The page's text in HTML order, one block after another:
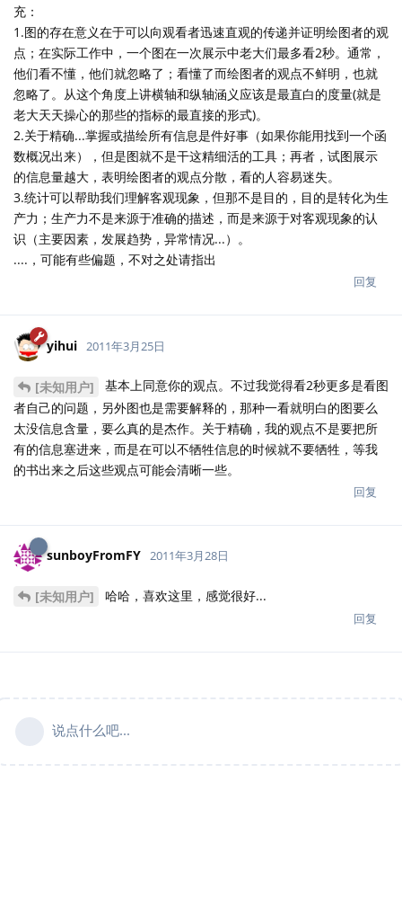
充：
1.图的存在意义在于可以向观看者迅速直观的传递并证明绘图者的观
点；在实际工作中，一个图在一次展示中老大们最多看2秒。通常，
他们看不懂，他们就忽略了；看懂了而绘图者的观点不鲜明，也就
忽略了。从这个角度上讲横轴和纵轴涵义应该是最直白的度量(就是
老大天天操心的那些的指标的最直接的形式)。
2.关于精确...掌握或描绘所有信息是件好事（如果你能用找到一个函
数概况出来），但是图就不是干这精细活的工具；再者，试图展示
的信息量越大，表明绘图者的观点分散，看的人容易迷失。
3.统计可以帮助我们理解客观现象，但那不是目的，目的是转化为生
产力；生产力不是来源于准确的描述，而是来源于对客观现象的认
识（主要因素，发展趋势，异常情况...）。
....，可能有些偏题，不对之处请指出
回复
yihui 2011年3月25日
[未知用户]
基本上同意你的观点。不过我觉得看2秒更多是看图
者自己的问题，另外图也是需要解释的，那种一看就明白的图要么
太没信息含量，要么真的是杰作。关于精确，我的观点不是要把所
有的信息塞进来，而是在可以不牺牲信息的时候就不要牺牲，等我
的书出来之后这些观点可能会清晰一些。
回复
sunboyFromFY 2011年3月28日
[未知用户] 哈哈，喜欢这里，感觉很好...
回复
说点什么吧...